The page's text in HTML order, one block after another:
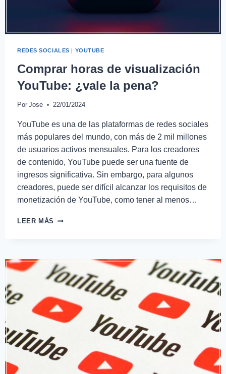
REDES SOCIALES | YOUTUBE
Comprar horas de visualización
YouTube: ¿vale la pena?
Por Jose 22/01/2024
YouTube es una de las plataformas de redes sociales
más populares del mundo, con más de 2 mil millones
de usuarios activos mensuales. Para los creadores
de contenido, YouTube puede ser una fuente de
ingresos significativa. Sin embargo, para algunos
creadores, puede ser difícil alcanzar los requisitos de
monetización de YouTube, como tener al menos…
LEER MÁS